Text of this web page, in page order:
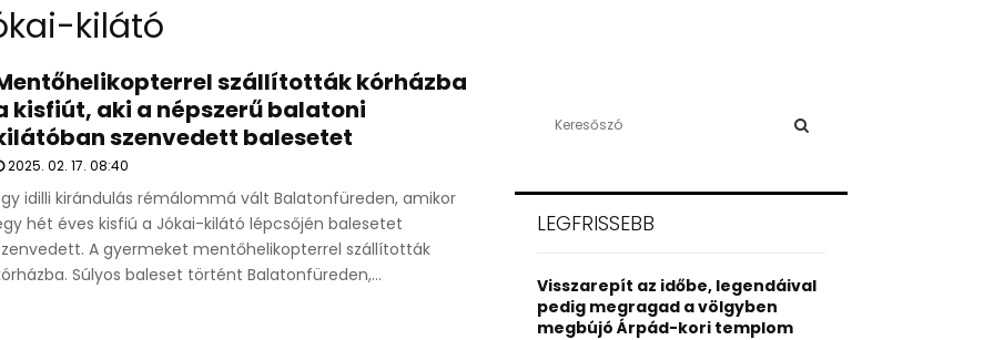
kilátó
szállították kórházba
kisfiút, aki a népszerű balatoni
szenvedett balesetet
2025. 02. 17. 08:40
idilli kirándulás rémálommá vált Balatonfüreden, amikor
hét éves kisfiú a Jókai-kilátó lépcsőjén balesetet
A gyermeket mentőhelikopterrel szállították
Súlyos baleset történt Balatonfüreden,...
h
o
r
:
LEGFRISSEBB
Visszarepít az időbe, legendáival
pedig megragad a völgyben
megbújó Árpád-kori templom